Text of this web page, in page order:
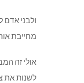
ולבני
מחייבת
אולי זה
לשנות את